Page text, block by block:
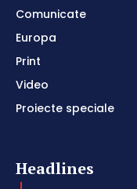
Comunicate
Europa
Print
Video
Proiecte speciale
Headlines